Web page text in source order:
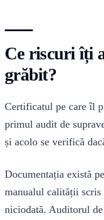
Ce riscuri îți
grăbit?
Certificatul pe care îl
primul audit de
și acolo se verifică
Documentația există
manualul calității
niciodată. Auditorul